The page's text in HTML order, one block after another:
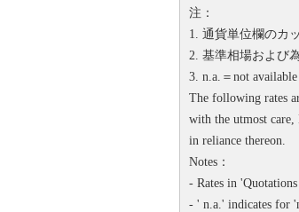
注：
1. 通貨単位欄のカ
2. 基準相場および
3. n.a.＝not available
The following rates
with the utmost
in reliance thereon.
Notes：
- Rates in
- ' n.a.' indicates for